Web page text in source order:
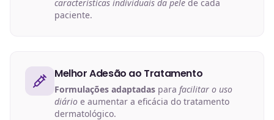
características individuais da pele de cada
paciente.
Melhor Adesão ao Tratamento
Formulações adaptadas para facilitar o uso
diário e aumentar a eficácia do tratamento
dermatológico.